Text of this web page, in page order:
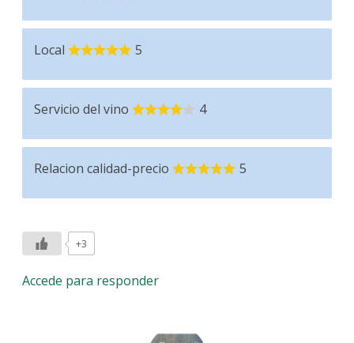
Local 5
Servicio del vino 4
Relacion calidad-precio 5
+3
Accede para responder